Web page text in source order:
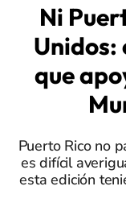
Ni
Unidos:
que
Puerto Rico no
es difícil
esta edición